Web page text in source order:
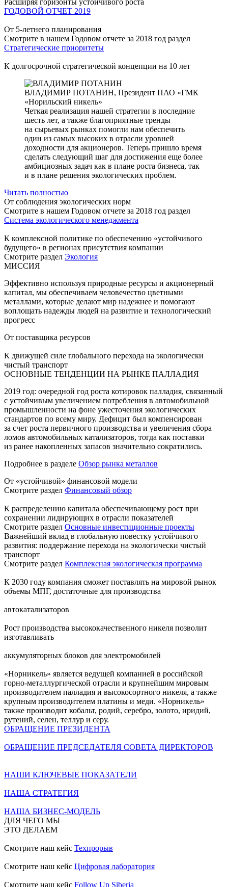
Расширяя горизонты устойчивого роста
ГОДОВОЙ ОТЧЕТ 2019
От 5-летнего планирования
Смотрите в нашем Годовом отчете за 2018 год раздел
Стратегические приоритеты
К долгосрочной стратегической концепции на 10 лет
ВЛАДИМИР ПОТАНИН, Президент ПАО «ГМК
«Норильский никель»
Четкая реализация нашей стратегии в последние
шесть лет, а также благоприятные тренды
на сырьевых рынках помогли нам обеспечить
один из самых высоких в отрасли уровней
доходности для акционеров. Теперь пришло время
сделать следующий шаг для достижения еще более
амбициозных задач как в плане роста бизнеса, так
и в плане решения экологических проблем.
Читать полностью
От соблюдения экологических норм
Смотрите в нашем Годовом отчете за 2018 год раздел
Система экологического менеджмента
К комплексной политике по обеспечению «устойчивого
будущего» в регионах присутствия компании
Смотрите раздел Экология
МИССИЯ
Эффективно используя природные ресурсы и акционерный
капитал, мы обеспечиваем человечество цветными
металлами, которые делают мир надежнее и помогают
воплощать надежды людей на развитие и технологический
прогресс
От поставщика ресурсов
К движущей силе глобального перехода на экологически
чистый транспорт
ОСНОВНЫЕ ТЕНДЕНЦИИ НА РЫНКЕ ПАЛЛАДИЯ
2019 год: очередной год роста котировок палладия, связанный
с устойчивым увеличением потребления в автомобильной
промышленности на фоне ужесточения экологических
стандартов по всему миру. Дефицит был компенсирован
за счет роста первичного производства и увеличения сбора
ломов автомобильных катализаторов, тогда как поставки
из ранее накопленных запасов значительно сократились.
Подробнее в разделе Обзор рынка металлов
От «устойчивой» финансовой модели
Смотрите раздел Финансовый обзор
К распределению капитала обеспечивающему рост при
сохранении лидирующих в отрасли показателей
Смотрите раздел Основные инвестиционные проекты
Важнейший вклад в глобальную повестку устойчивого
развития: поддержание перехода на экологически чистый
транспорт
Смотрите раздел Комплексная экологическая программа
К 2030 году компания сможет поставлять на мировой рынок
объемы МПГ, достаточные для производства
автокатализаторов
Рост производства высококачественного никеля позволит
изготавливать
аккумуляторных блоков для электромобилей
«Норникель» является ведущей компанией в российской
горно-металлургической отрасли и крупнейшим мировым
производителем палладия и высокосортного никеля, а также
крупным производителем платины и меди. «Норникель»
также производит кобальт, родий, серебро, золото, иридий,
рутений, селен, теллур и серу.
ОБРАЩЕНИЕ ПРЕЗИДЕНТА
ОБРАЩЕНИЕ ПРЕДСЕДАТЕЛЯ СОВЕТА ДИРЕКТОРОВ
НАШИ КЛЮЧЕВЫЕ ПОКАЗАТЕЛИ
НАША СТРАТЕГИЯ
НАША БИЗНЕС-МОДЕЛЬ
ДЛЯ ЧЕГО МЫ
ЭТО ДЕЛАЕМ
Смотрите наш кейс Техпрорыв
Смотрите наш кейс Цифровая лаборатория
Смотрите наш кейс Follow Up Siberia